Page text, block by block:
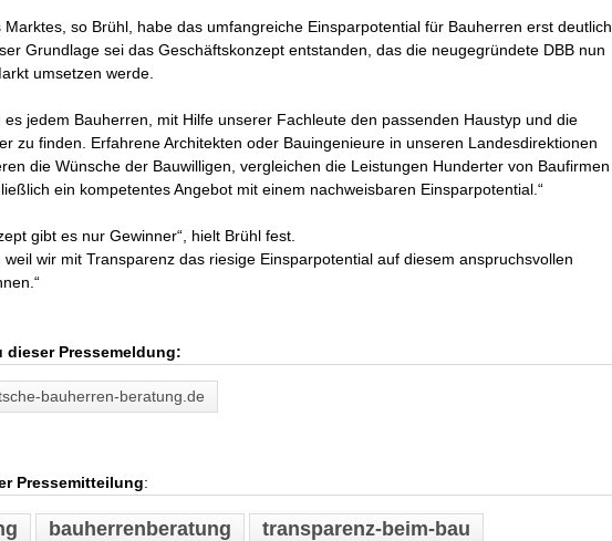
Marktes, so Brühl, habe das umfangreiche Einsparpotential für Bauherren erst deutlich
Grundlage sei das Geschäftskonzept entstanden, das die neugegründete DBB nun
umsetzen werde.
es jedem Bauherren, mit Hilfe unserer Fachleute den passenden Haustyp und die
zu finden. Erfahrene Architekten oder Bauingenieure in unseren Landesdirektionen
die Wünsche der Bauwilligen, vergleichen die Leistungen Hunderter von Baufirmen
ein kompetentes Angebot mit einem nachweisbaren Einsparpotential.“
gibt es nur Gewinner“, hielt Brühl fest.
weil wir mit Transparenz das riesige Einsparpotential auf diesem anspruchsvollen
dieser Pressemeldung:
bauherren-beratung.de
Pressemitteilung:
bauherrenberatung transparenz-beim-bau